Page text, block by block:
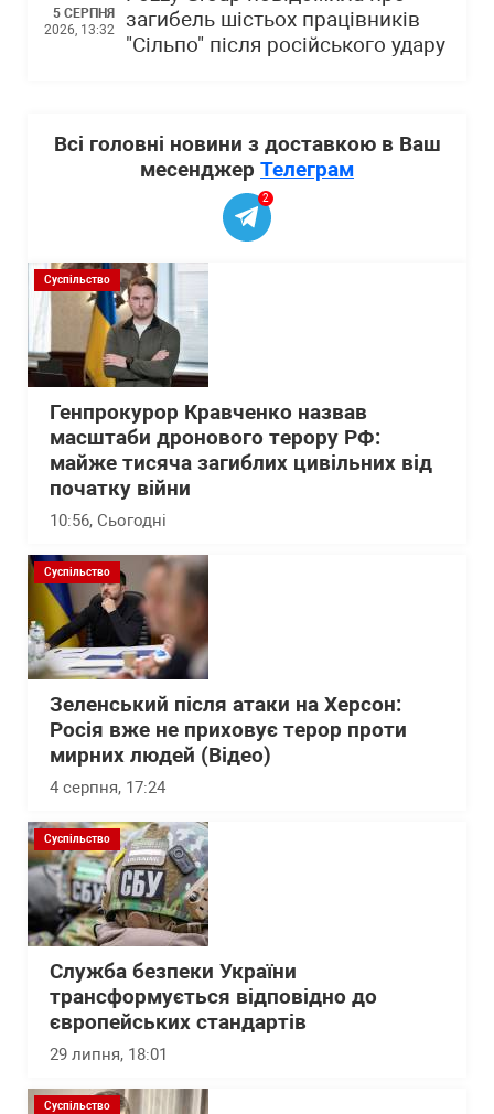
5 СЕРПНЯ
2026, 13:32
загибель шістьох працівників
"Сільпо" після російського удару
Всі головні новини з доставкою в Ваш
месенджер Телеграм
2
Суспільство
Генпрокурор Кравченко назвав
масштаби дронового терору РФ:
майже тисяча загиблих цивільних від
початку війни
10:56, Сьогодні
Суспільство
Зеленський після атаки на Херсон:
Росія вже не приховує терор проти
мирних людей (Відео)
4 серпня, 17:24
Суспільство
Служба безпеки України
трансформується відповідно до
європейських стандартів
29 липня, 18:01
Суспільство